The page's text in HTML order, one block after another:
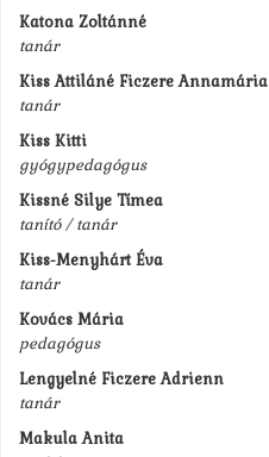
Katona Zoltánné
tanár
Kiss Attiláné Ficzere Annamária
tanár
Kiss Kitti
gyógypedagógus
Kissné Silye Tímea
tanító / tanár
Kiss-Menyhárt Éva
tanár
Kovács Mária
pedagógus
Lengyelné Ficzere Adrienn
tanár
Makula Anita